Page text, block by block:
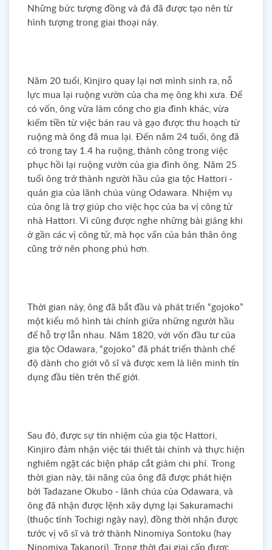
Những bức tượng đồng và đá đã được tạo nên từ
hình tượng trong giai thoại này.
Năm 20 tuổi, Kinjiro quay lại nơi mình sinh ra, nỗ
lực mua lại ruộng vườn của cha mẹ ông khi xưa. Để
có vốn, ông vừa làm công cho gia đình khác, vừa
kiếm tiền từ việc bán rau và gạo được thu hoạch từ
ruộng mà ông đã mua lại. Đến năm 24 tuổi, ông đã
có trong tay 1.4 ha ruộng, thành công trong việc
phục hồi lại ruộng vườn của gia đình ông. Năm 25
tuổi ông trở thành người hầu của gia tộc Hattori -
quản gia của lãnh chúa vùng Odawara. Nhiệm vụ
của ông là trợ giúp cho việc học của ba vị công tử
nhà Hattori. Vì cũng được nghe những bài giảng khi
ở gần các vị công tử, mà học vấn của bản thân ông
cũng trở nên phong phú hơn.
Thời gian này, ông đã bắt đầu và phát triển “gojoko”
một kiểu mô hình tài chính giữa những người hầu
để hỗ trợ lẫn nhau. Năm 1820, với vốn đầu tư của
gia tộc Odawara, “gojoko” đã phát triển thành chế
độ dành cho giới võ sĩ và được xem là liên minh tín
dụng đầu tiên trên thế giới.
Sau đó, được sự tín nhiệm của gia tộc Hattori,
Kinjiro đảm nhận việc tái thiết tài chính và thực hiện
nghiêm ngặt các biện pháp cắt giảm chi phí. Trong
thời gian này, tài năng của ông đã được phát hiện
bởi Tadazane Okubo - lãnh chúa của Odawara, và
ông đã nhận được lệnh xây dựng lại Sakuramachi
(thuộc tỉnh Tochigi ngày nay), đồng thời nhận được
tước vị võ sĩ và trở thành Ninomiya Sontoku (hay
Ninomiya Takanori). Trong thời đại giai cấp được